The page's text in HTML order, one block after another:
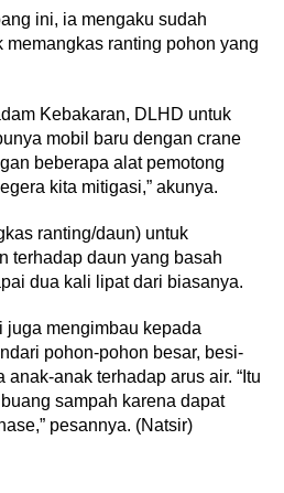
ini, ia mengaku sudah
memangkas ranting pohon yang
Kebakaran, DLHD untuk
mobil baru dengan crane
beberapa alat pemotong
kita mitigasi,” akunya.
ranting/daun) untuk
terhadap daun yang basah
dua kali lipat dari biasanya.
juga mengimbau kepada
pohon-pohon besar, besi-
anak terhadap arus air. “Itu
sampah karena dapat
pesannya. (Natsir)